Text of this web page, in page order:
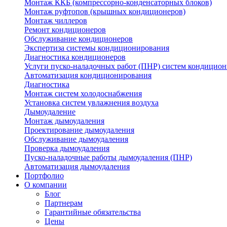
Монтаж ККБ (компрессорно-конденсаторных блоков)
Монтаж руфтопов (крышных кондиционеров)
Монтаж чиллеров
Ремонт кондиционеров
Обслуживание кондиционеров
Экспертиза системы кондиционирования
Диагностика кондиционеров
Услуги пуско-наладочных работ (ПНР) систем
Автоматизация кондиционирования
Диагностика
Монтаж систем холодоснабжения
Установка систем увлажнения воздуха
Дымоудаление
Монтаж дымоудаления
Проектирование дымоудаления
Обслуживание дымоудаления
Проверка дымоудаления
Пуско-наладочные работы дымоудаления (ПНР)
Автоматизация дымоудаления
Портфолио
О компании
Блог
Партнерам
Гарантийные обязательства
Цены